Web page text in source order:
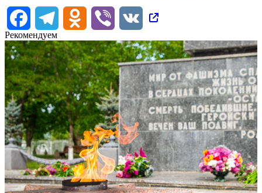
FacebookTelegram Odnoklassniki
Viber
VK
Рекомендуем